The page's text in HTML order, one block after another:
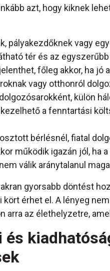
azt, hogy kiknek
pályakezdőknek vagy
tér és az
főleg akkor, ha jó
vagy otthonról
külön
a fenntartási
bérlésnél, fiatal
működik igazán jól, ha
válik aránytalanul
gyorsabb döntést
érhet el. A lényeg
arra az élethelyzetre,
és